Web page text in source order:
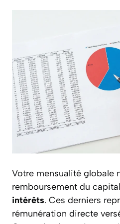
Votre mensualité globale
remboursement du
intérêts. Ces derniers
rémunération directe